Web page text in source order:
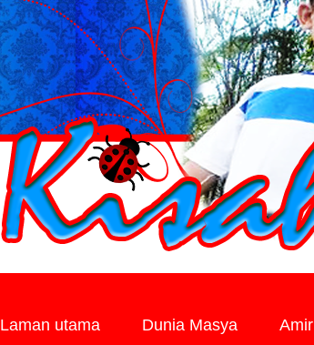
Laman utama Dunia Masya Amir